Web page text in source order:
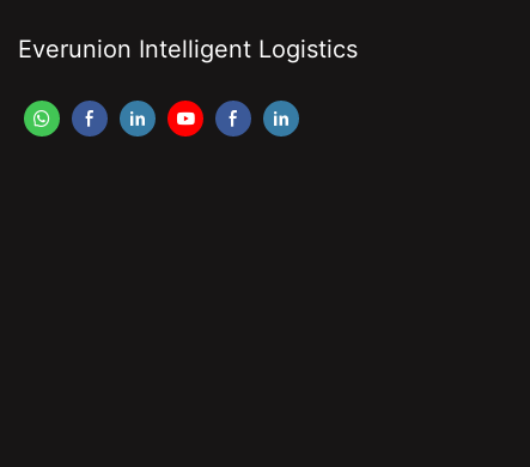
Everunion Intelligent Logistics